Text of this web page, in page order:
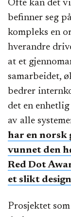
Ofte kan det
befinner seg
kompleks en
hverandre
at et
samarbeidet,
bedrer
det en
av alle
har en norsk
vunnet den
Red Dot
et slikt
Prosjektet